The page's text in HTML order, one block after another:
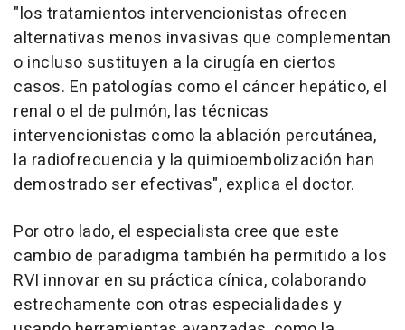
"los tratamientos intervencionistas ofrecen
alternativas menos invasivas que complementan
o incluso sustituyen a la cirugía en ciertos
casos. En patologías como el cáncer hepático, el
renal o el de pulmón, las técnicas
intervencionistas como la ablación percutánea,
la radiofrecuencia y la quimioembolización han
demostrado ser efectivas", explica el doctor.
Por otro lado, el especialista cree que este
cambio de paradigma también ha permitido a los
RVI innovar en su práctica cínica, colaborando
estrechamente con otras especialidades y